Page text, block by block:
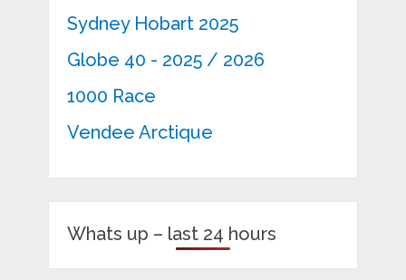
Sydney Hobart 2025
Globe 40 - 2025 / 2026
1000 Race
Vendee Arctique
Whats up – last 24 hours